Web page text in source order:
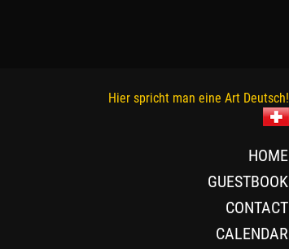
Hier spricht man eine Art Deutsch!
HOME
GUESTBOOK
CONTACT
CALENDAR